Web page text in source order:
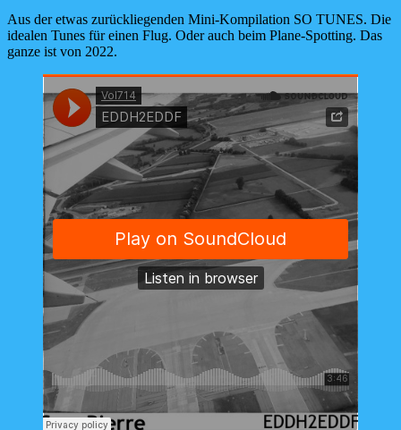
Aus der etwas zurückliegenden Mini-Kompilation SO TUNES. Die
idealen Tunes für einen Flug. Oder auch beim Plane-Spotting. Das
ganze ist von 2022.